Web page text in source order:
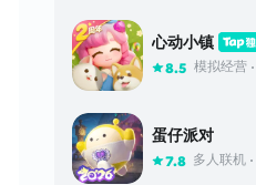
心动小镇
8.5 模拟经营
蛋仔派对
7.8 多人联机